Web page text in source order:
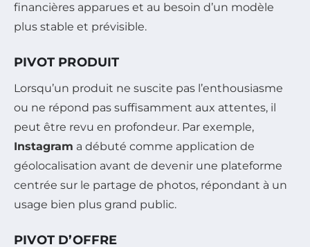
financières apparues et au besoin d’un modèle
plus stable et prévisible.
PIVOT PRODUIT
Lorsqu’un produit ne suscite pas l’enthousiasme
ou ne répond pas suffisamment aux attentes, il
peut être revu en profondeur. Par exemple,
Instagram a débuté comme application de
géolocalisation avant de devenir une plateforme
centrée sur le partage de photos, répondant à un
usage bien plus grand public.
PIVOT D’OFFRE